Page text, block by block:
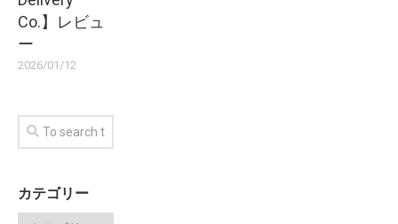
Co.】レビュ
ー
2026/01/12
カテゴリー